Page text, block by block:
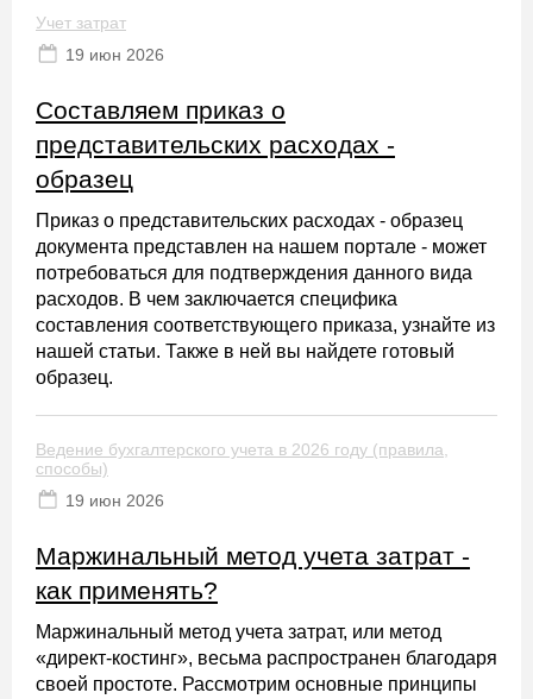
Учет затрат
19 июн 2026
Составляем приказ о
представительских расходах -
образец
Приказ о представительских расходах - образец
документа представлен на нашем портале - может
потребоваться для подтверждения данного вида
расходов. В чем заключается специфика
составления соответствующего приказа, узнайте из
нашей статьи. Также в ней вы найдете готовый
образец.
Ведение бухгалтерского учета в 2026 году (правила,
способы)
19 июн 2026
Маржинальный метод учета затрат -
как применять?
Маржинальный метод учета затрат, или метод
«директ-костинг», весьма распространен благодаря
своей простоте. Рассмотрим основные принципы